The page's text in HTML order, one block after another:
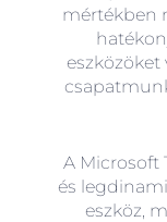
mértékben
eszközöket
A Microsoft
és
eszköz,